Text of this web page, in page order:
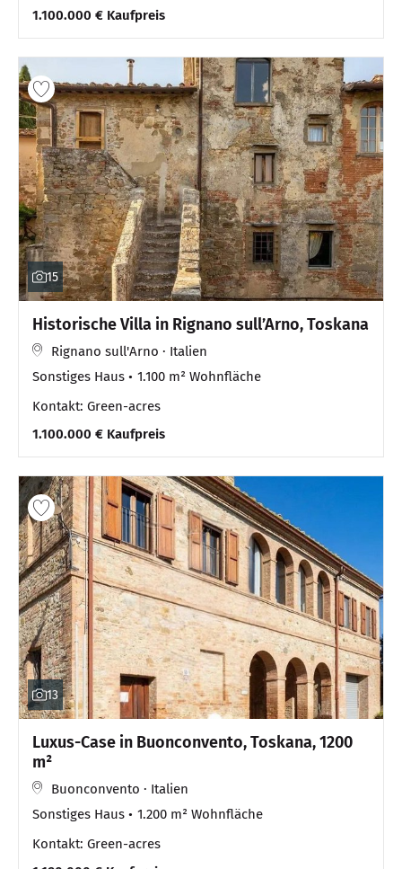
1.100.000 € Kaufpreis
15
Historische Villa in Rignano sull’Arno, Toskana
Rignano sull'Arno · Italien
Sonstiges Haus
1.100 m² Wohnfläche
Kontakt: Green-acres
1.100.000 € Kaufpreis
13
Luxus-Case in Buonconvento, Toskana, 1200
m²
Buonconvento · Italien
Sonstiges Haus
1.200 m² Wohnfläche
Kontakt: Green-acres